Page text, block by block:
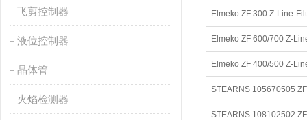
飞剪控制器
液位控制器
晶体管
火焰检测器
Elmeko ZF 300 Z-Line-
Elmeko ZF 600/700 Z-
Elmeko ZF 400/500 Z-
STEARNS 105670505
STEARNS 108102502